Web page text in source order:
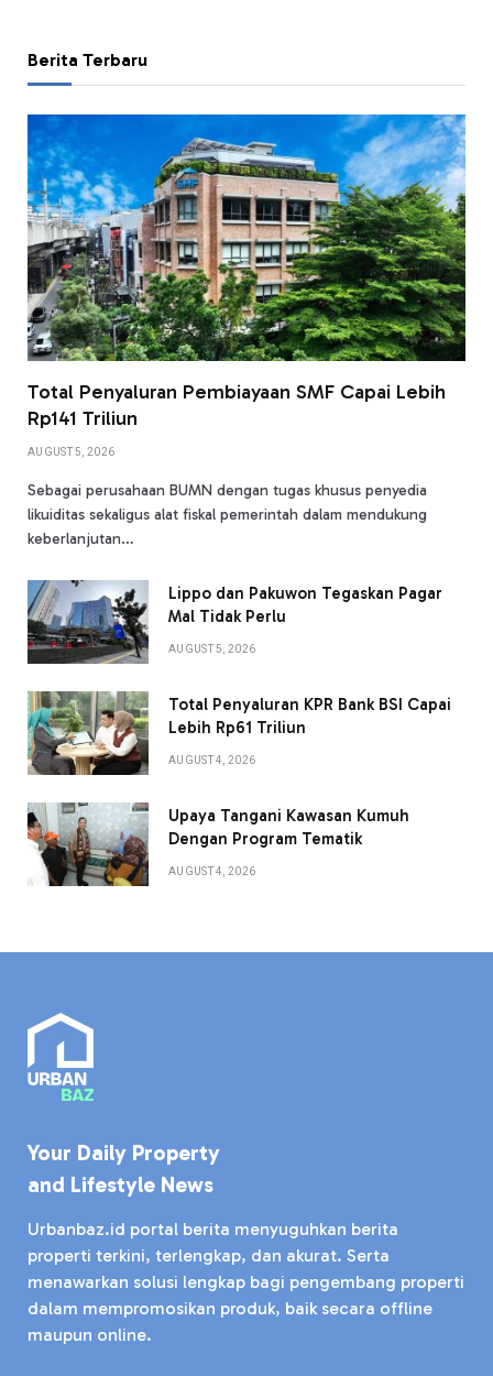
Berita Terbaru
Total Penyaluran Pembiayaan SMF Capai Lebih
Rp141 Triliun
AUGUST 5, 2026
Sebagai perusahaan BUMN dengan tugas khusus penyedia
likuiditas sekaligus alat fiskal pemerintah dalam mendukung
keberlanjutan…
Lippo dan Pakuwon Tegaskan Pagar
Mal Tidak Perlu
AUGUST 5, 2026
Total Penyaluran KPR Bank BSI Capai
Lebih Rp61 Triliun
AUGUST 4, 2026
Upaya Tangani Kawasan Kumuh
Dengan Program Tematik
AUGUST 4, 2026
Your Daily Property
and Lifestyle News
Urbanbaz.id portal berita menyuguhkan berita
properti terkini, terlengkap, dan akurat. Serta
menawarkan solusi lengkap bagi pengembang properti
dalam mempromosikan produk, baik secara offline
maupun online.